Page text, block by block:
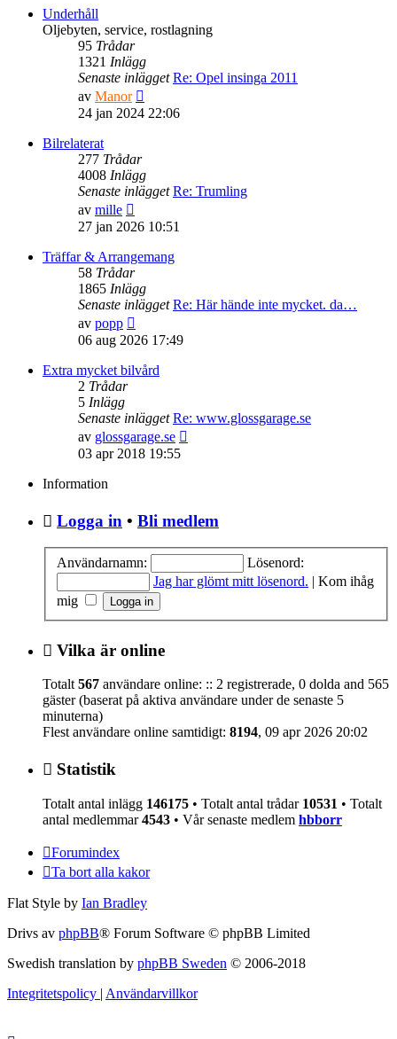
inlägget
Underhåll
Oljebyten, service, rostlagning
95 Trådar
1321 Inlägg
Senaste inlägget Re: Opel insinga 2011
av Manor
till
24 jan 2024 22:06
Bilrelaterat
277 Trådar
4008 Inlägg
Senaste inlägget Re: Trumling
av mille
till
senaste
inlägget
27 jan 2026 10:51
Träffar & Arrangemang
58 Trådar
1865 Inlägg
Senaste inlägget Re: Här hände inte mycket. da…
av popp
till
senaste
06 aug 2026 17:49
Extra mycket bilvård
2 Trådar
5 Inlägg
Senaste inlägget Re: www.glossgarage.se
av glossgarage.se
03 apr 2018 19:55
Information
Logga in • Bli medlem
Användarnamn:
Lösenord:
Jag har glömt mitt lösenord. | Kom ihåg
mig
Vilka är online
Totalt 567 användare online: :: 2 registrerade, 0 dolda and 565
gäster (baserat på aktiva användare under de senaste 5
minuterna)
Flest användare online samtidigt: 8194, 09 apr 2026 20:02
Statistik
Totalt antal inlägg 146175 • Totalt antal trådar 10531 • Totalt
antal medlemmar4543 • Vår senaste medlem hbborr
Forumindex
Ta bort alla kakor
Flat Style by Ian Bradley
Drivs av phpBB® Forum Software © phpBB Limited
Swedish translation by phpBB Sweden © 2006-2018
Integritetspolicy | Användarvillkor